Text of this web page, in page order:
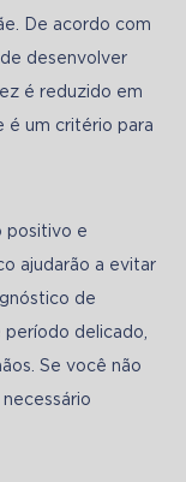
De acordo com
desenvolver
é reduzido em
é um critério para
positivo e
ajudarão a evitar
de
delicado,
Se você não